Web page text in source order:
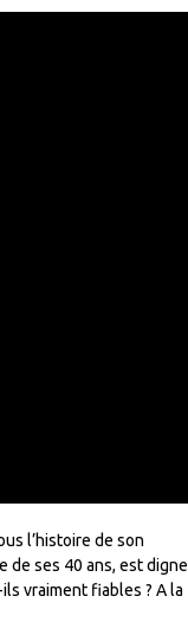
l’histoire de son
de ses 40 ans, est digne
vraiment fiables ? A la